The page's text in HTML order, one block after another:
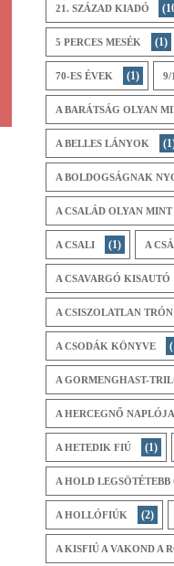
21. SZÁZAD KIADÓ
5 PERCES MESÉK (1)
70-ES ÉVEK (1) 9/
A BARÁTSÁG OLYAN
A BELLES LÁNYOK
A BOLDOGSÁGNAK
A CSALÁD OLYAN
A CSALI (1) A
A CSAVARGÓ KISAUTÓ
A CSISZOLATLAN
A CSODÁK KÖNYVE
A GORMENGHAST-
A HERCEGNŐ NAPLÓJA
A HETEDIK FIÚ (1)
A HOLD
A HOLLÓFIÚK (2)
A KISFIÚ A VAKOND A